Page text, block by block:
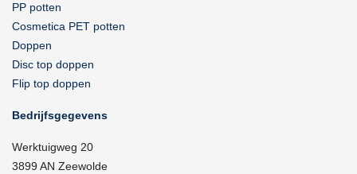
PP potten
Cosmetica PET potten
Doppen
Disc top doppen
Flip top doppen
Bedrijfsgegevens
Werktuigweg 20
3899 AN Zeewolde